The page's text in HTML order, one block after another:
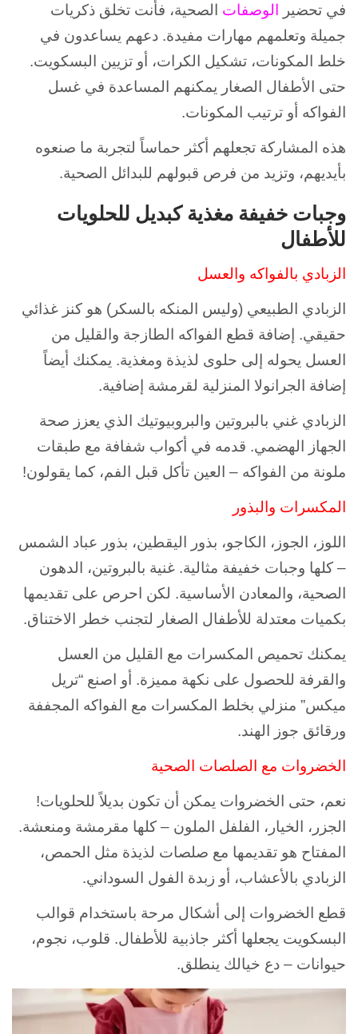
في تحضير
الوصفات الصحية، فأنت تخلق ذكريات
جميلة وتعلمهم مهارات مفيدة. دعهم يساعدون في
خلط المكونات، تشكيل الكرات، أو تزيين البسكويت.
حتى الأطفال الصغار يمكنهم المساعدة في غسل
الفواكه أو ترتيب المكونات.
هذه المشاركة تجعلهم أكثر حماساً لتجربة ما صنعوه
بأيديهم، وتزيد من فرص قبولهم للبدائل الصحية.
وجبات خفيفة مغذية كبديل للحلويات
للأطفال
الزبادي بالفواكه والعسل
الزبادي الطبيعي (وليس المنكه بالسكر) هو كنز غذائي
حقيقي. إضافة قطع الفواكه الطازجة والقليل من
العسل يحوله إلى حلوى لذيذة ومغذية. يمكنك أيضاً
إضافة الجرانولا المنزلية لقرمشة إضافية.
الزبادي غني بالبروتين والبروبيوتيك الذي يعزز صحة
الجهاز الهضمي. قدمه في أكواب شفافة مع طبقات
ملونة من الفواكه – العين تأكل قبل الفم، كما يقولون!
المكسرات والبذور
اللوز، الجوز، الكاجو، بذور اليقطين، بذور عباد الشمس
– كلها وجبات خفيفة مثالية. غنية بالبروتين، الدهون
الصحية، والمعادن الأساسية. لكن احرص على تقديمها
بكميات معتدلة للأطفال الصغار لتجنب خطر الاختناق.
يمكنك تحميص المكسرات مع القليل من العسل
والقرفة للحصول على نكهة مميزة. أو اصنع “تريل
ميكس” منزلي بخلط المكسرات مع الفواكه المجففة
ورقائق جوز الهند.
الخضروات مع الصلصات الصحية
نعم، حتى الخضروات يمكن أن تكون بديلاً للحلويات!
الجزر، الخيار، الفلفل الملون – كلها مقرمشة ومنعشة.
المفتاح هو تقديمها مع صلصات لذيذة مثل الحمص،
الزبادي بالأعشاب، أو زبدة الفول السوداني.
قطع الخضروات إلى أشكال مرحة باستخدام قوالب
البسكويت يجعلها أكثر جاذبية للأطفال. قلوب، نجوم،
حيوانات – دع خيالك ينطلق.